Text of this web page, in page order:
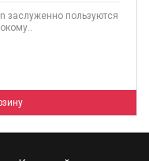
заслуженно пользуются